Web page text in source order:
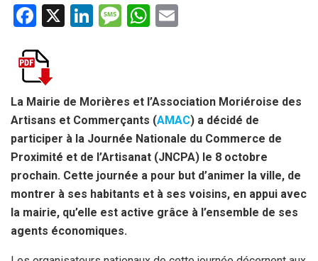
F
ce
b
o
o
k
X
Li
n
M
g
e
W
A
p
p
La Mairie de Morières et l’Association Moriéroise des
Artisans et Commerçants (AMAC) a décidé de
participer à la Journée Nationale du Commerce de
Proximité et de l’Artisanat (JNCPA) le 8 octobre
prochain. Cette journée a pour but d’animer la ville, de
montrer à ses habitants et à ses voisins, en appui avec
la mairie, qu’elle est active grâce à l’ensemble de ses
agents économiques.